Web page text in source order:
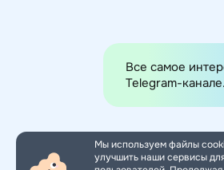
Все самое
Telegram-
Категории
Игры и игрушки
Мы используем файлы
улучшить наши сервисы